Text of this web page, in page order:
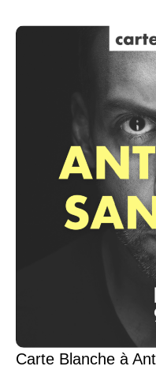
Carte Blanche à